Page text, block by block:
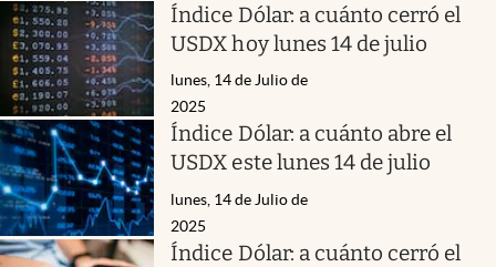
Índice Dólar: a cuánto cerró el
USDX hoy lunes 14 de julio
lunes, 14 de Julio de
2025
Índice Dólar: a cuánto abre el
USDX este lunes 14 de julio
lunes, 14 de Julio de
2025
Índice Dólar: a cuánto cerró el